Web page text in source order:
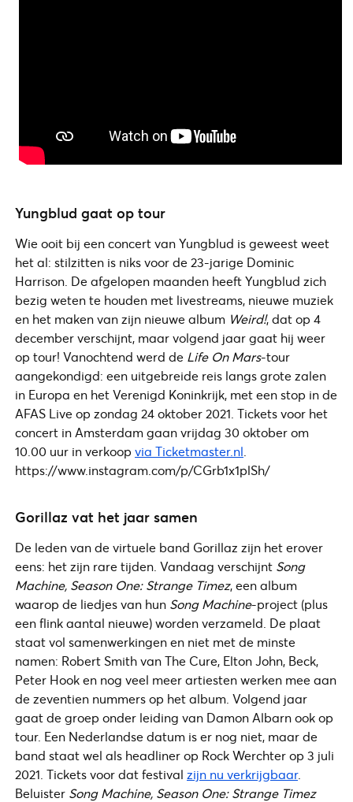
Yungblud gaat op tour
Wie ooit bij een concert van Yungblud is geweest weet
het al: stilzitten is niks voor de 23-jarige Dominic
Harrison. De afgelopen maanden heeft Yungblud zich
bezig weten te houden met livestreams, nieuwe muziek
en het maken van zijn nieuwe album Weird!, dat op 4
december verschijnt, maar volgend jaar gaat hij weer
op tour! Vanochtend werd de Life On Mars-tour
aangekondigd: een uitgebreide reis langs grote zalen
in Europa en het Verenigd Koninkrijk, met een stop in de
AFAS Live op zondag 24 oktober 2021. Tickets voor het
concert in Amsterdam gaan vrijdag 30 oktober om
10.00 uur in verkoop via Ticketmaster.nl
https://www.instagram.com/p/CGrb1x1plSh/
Gorillaz vat het jaar samen
De leden van de virtuele band Gorillaz zijn het erover
eens: het zijn rare tijden. Vandaag verschijnt Song
Machine, Season One: Strange Timez, een album
waarop de liedjes van hun Song Machine-project (plus
een flink aantal nieuwe) worden verzameld. De plaat
staat vol samenwerkingen en niet met de minste
namen: Robert Smith van The Cure, Elton John, Beck,
Peter Hook en nog veel meer artiesten werken mee aan
de zeventien nummers op het album. Volgend jaar
gaat de groep onder leiding van Damon Albarn ook op
tour. Een Nederlandse datum is er nog niet, maar de
band staat wel als headliner op Rock Werchter op 3 juli
2021. Tickets voor dat festival zijn nu verkrijgbaar.
Beluister Song Machine, Season One: Strange Timez